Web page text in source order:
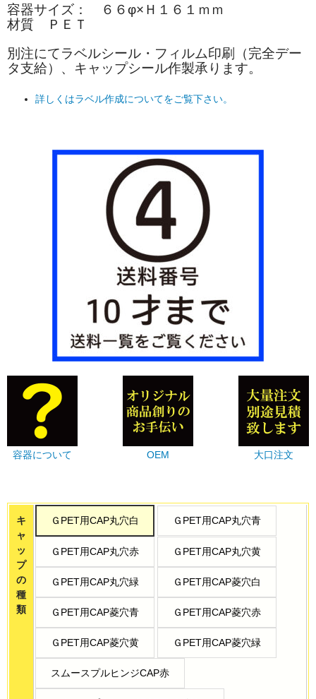
容器サイズ： ６６φ×Ｈ１６１ｍｍ
材質 ＰＥＴ
別注にてラベルシール・フィルム印刷（完全デー
タ支給）、キャップシール作製承ります。
詳しくはラベル作成についてをご覧下さい。
容器について OEM 大口注文
キ
ャ
ッ
プ
の
種
類
ＧPET用CAP丸穴白 ＧPET用CAP丸穴青
ＧPET用CAP丸穴赤 ＧPET用CAP丸穴黄
ＧPET用CAP丸穴緑 ＧPET用CAP菱穴白
ＧPET用CAP菱穴青 ＧPET用CAP菱穴赤
ＧPET用CAP菱穴黄 ＧPET用CAP菱穴緑
スムースプルヒンジCAP赤